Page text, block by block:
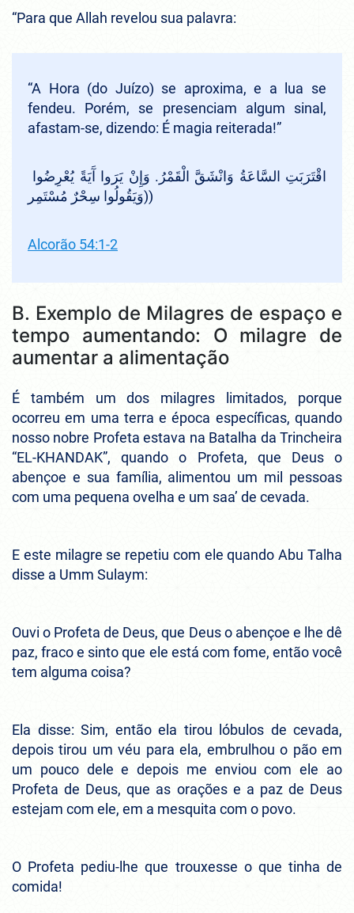
“Para que Allah revelou sua palavra:
“A Hora (do Juízo) se aproxima, e a lua se
fendeu. Porém, se presenciam algum sinal,
afastam-se, dizendo: É magia reiterada!”
وَيَقُولُوا سِحْرٌ مُسْتَمِر))
Alcorão 54:1-2
B. Exemplo de Milagres de espaço e
tempo aumentando: O milagre de
aumentar a alimentação
É também um dos milagres limitados, porque
ocorreu em uma terra e época específicas, quando
nosso nobre Profeta estava na Batalha da Trincheira
“EL-KHANDAK”, quando o Profeta, que Deus o
abençoe e sua família, alimentou um mil pessoas
com uma pequena ovelha e um saa’ de cevada.
E este milagre se repetiu com ele quando Abu Talha
disse a Umm Sulaym:
Ouvi o Profeta de Deus, que Deus o abençoe e lhe dê
paz, fraco e sinto que ele está com fome, então você
tem alguma coisa?
Ela disse: Sim, então ela tirou lóbulos de cevada,
depois tirou um véu para ela, embrulhou o pão em
um pouco dele e depois me enviou com ele ao
Profeta de Deus, que as orações e a paz de Deus
estejam com ele, em a mesquita com o povo.
O Profeta pediu-lhe que trouxesse o que tinha de
comida!